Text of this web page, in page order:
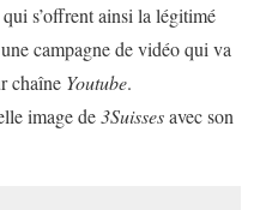
qui s’offrent ainsi la légitimé
campagne de vidéo qui va
chaîne Youtube.
image de3Suissesavec son